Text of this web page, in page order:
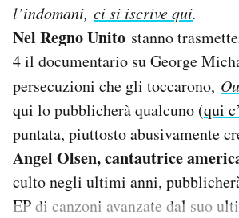
CALENDARIO
AREA PERSONALE
Area Personale
Newsletter
Notifiche mobile
Regala il Post
Hai bisogno di aiuto?
Esci
l’indomani, ci si iscrive qui.
Nel Regno Unito stanno
4 il documentario su George
persecuzioni che gli toccarono,
qui lo pubblicherà qualcuno (qui
puntata, piuttosto abusivamente
Angel Olsen, cantautrice
culto negli ultimi anni,
EP di canzoni avanzate dal suo